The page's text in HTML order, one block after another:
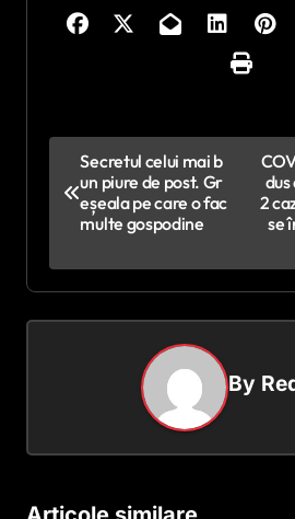
i
g
Secretul celui mai b
un piure de post. Gr
eșeala pe care o fac
multe gospodine
dus
2
se
By